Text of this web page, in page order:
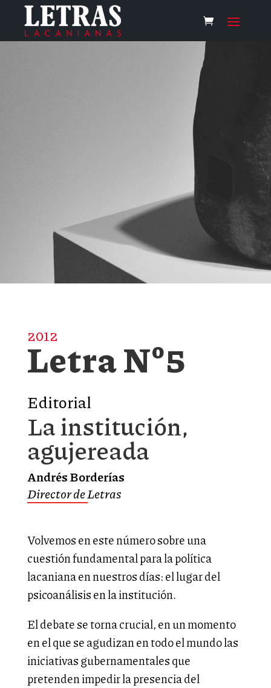
2012
Letra Nº5
Editorial
La institución,
agujereada
Andrés Borderías
Director de Letras
Volvemos en este número sobre una
cuestión fundamental para la política
lacaniana en nuestros días: el lugar del
psicoanálisis en la institución.
El debate se torna crucial, en un momento
en el que se agudizan en todo el mundo las
iniciativas gubernamentales que
pretenden impedir la presencia del